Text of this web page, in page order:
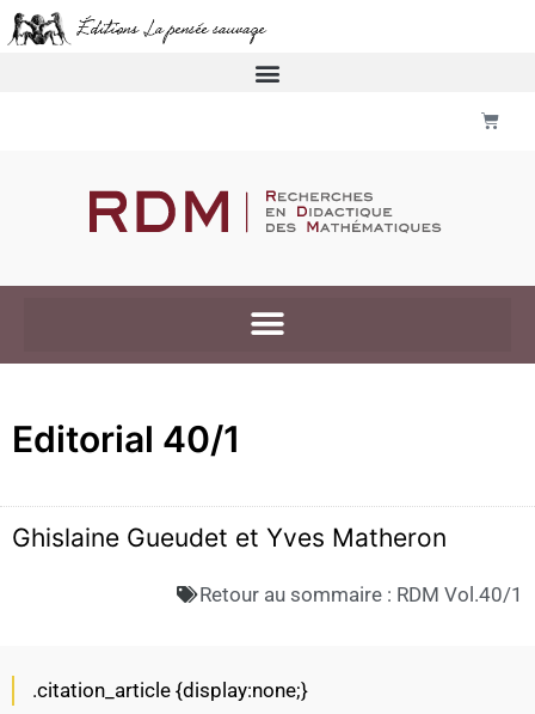
Editorial 40/1
Ghislaine Gueudet et Yves Matheron
Retour au sommaire : RDM Vol.40/1
.citation_article {display:none;}